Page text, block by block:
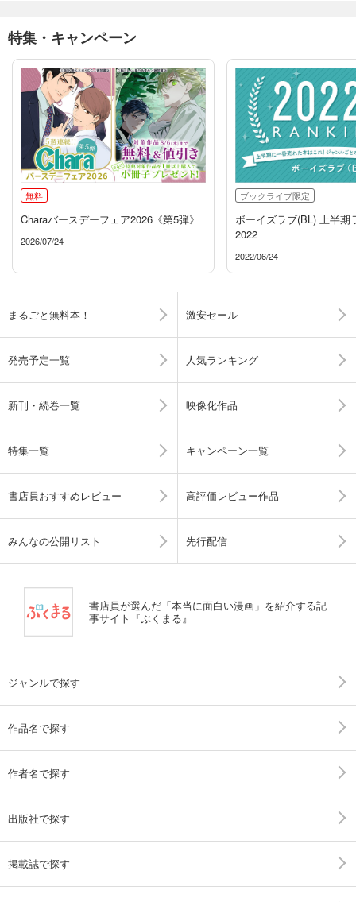
特集・キャンペーン
無料
Charaバースデーフェア2026《第5弾》
2026/07/24
ブックライブ限定
ボーイズラブ(BL) 上半期
2022
2022/06/24
まるごと無料本！ 激安セール
発売予定一覧 人気ランキング
新刊・続巻一覧 映像化作品
特集一覧 キャンペーン一覧
書店員おすすめレビュー 高評価レビュー作品
みんなの公開リスト 先行配信
書店員が選んだ「本当に面白い漫画」を紹介する記
事サイト『ぶくまる』
ジャンルで探す
作品名で探す
作者名で探す
出版社で探す
掲載誌で探す